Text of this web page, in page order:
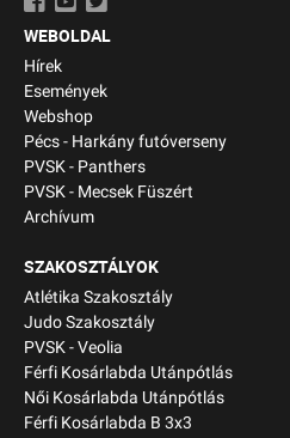
WEBOLDAL
Hírek
Események
Webshop
Pécs - Harkány futóverseny
PVSK - Panthers
PVSK - Mecsek Füszért
Archívum
SZAKOSZTÁLYOK
Atlétika Szakosztály
Judo Szakosztály
PVSK - Veolia
Férfi Kosárlabda Utánpótlás
Női Kosárlabda Utánpótlás
Férfi Kosárlabda B 3x3